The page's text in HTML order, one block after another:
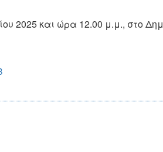
2025 και ώρα 12.00 μ.μ., στο